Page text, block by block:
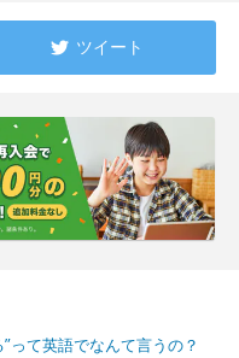
ツイート
って英語でなんて言うの？